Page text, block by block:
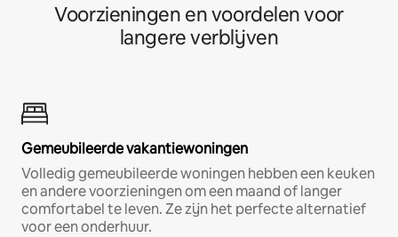
Voorzieningen en voordelen voor
langere verblijven
Gemeubileerde vakantiewoningen
Volledig gemeubileerde woningen hebben een keuken
en andere voorzieningen om een maand of langer
comfortabel te leven. Ze zijn het perfecte alternatief
voor een onderhuur.